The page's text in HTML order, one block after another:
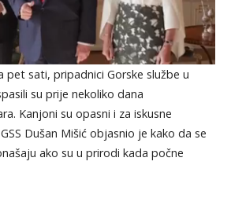
pet sati, pripadnici Gorske službe u
su prije nekoliko dana
Kanjoni su opasni i za iskusne
Dušan Mišić objasnio je kako da se
ako su u prirodi kada počne